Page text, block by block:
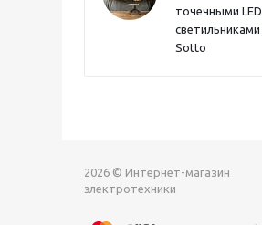
точечными LED
светильниками
Sotto
2026 © Интернет-магазин
электротехники